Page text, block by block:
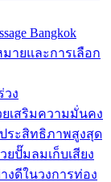
Bangkok
ายและการเลือก
ง
เสริมความมั่นคง
ระสิทธิภาพสูงสุด
ปั๊มลมเก็บเสียง
งดีในวงการท่อง